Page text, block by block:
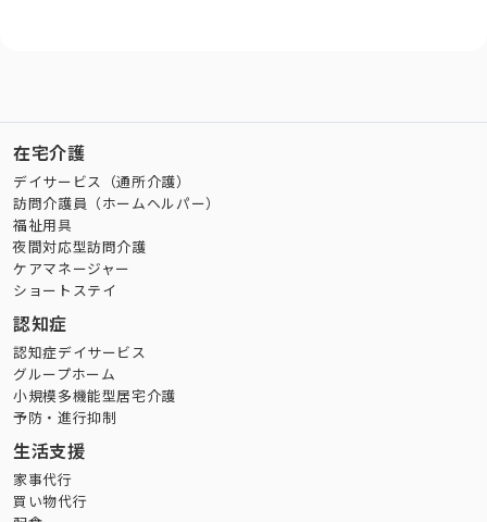
在宅介護
デイサービス（通所介護）
訪問介護員（ホームヘルパー）
福祉用具
夜間対応型訪問介護
ケアマネージャー
ショートステイ
認知症
認知症デイサービス
グループホーム
小規模多機能型居宅介護
予防・進行抑制
生活支援
家事代行
買い物代行